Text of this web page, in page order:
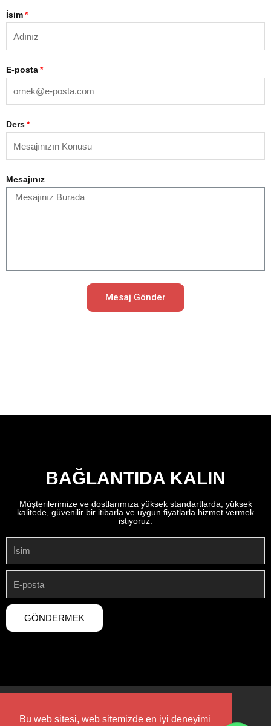
Bu web sitesi, web sitemizde en iyi deneyimi
İsim
E-posta
Ders
Mesajınız
Mesaj Gönder
BAĞLANTIDA KALIN
Müşterilerimize ve dostlarımıza yüksek standartlarda, yüksek
kalitede, güvenilir bir itibarla ve uygun fiyatlarla hizmet vermek
istiyoruz.
GÖNDERMEK